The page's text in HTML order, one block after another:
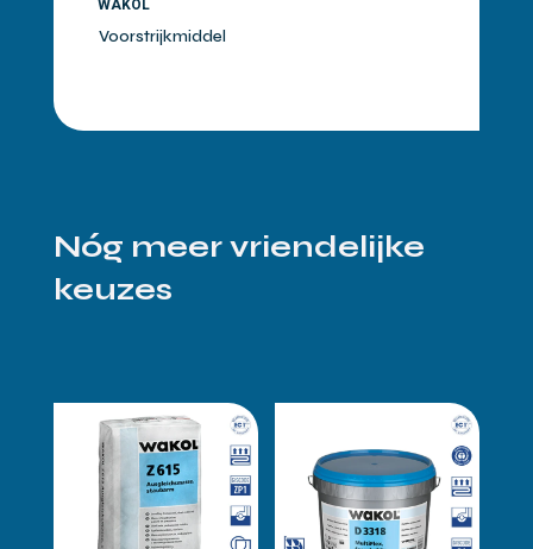
WAKOL
Voorstrijkmiddel
Nóg meer vriendelijke
keuzes